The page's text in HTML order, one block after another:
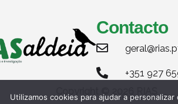
Contacto
+351 927
Copyright © 2026 RIAS
Politica de
Utilizamos cookies para ajudar a